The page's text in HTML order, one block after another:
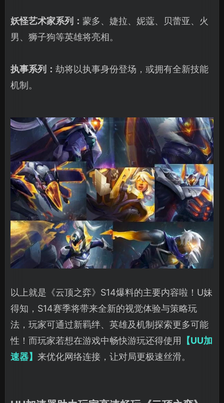
妖怪艺术家系列： 蒙多、婕拉、妮蔻、贝蕾亚、火
男、狮子狗等英雄将亮相。
执事系列： 劫将以执事身份登场，或拥有全新技能
机制。
以上就是《云顶之弈》S14爆料的主要内容啦！U妹
得知，S14赛季将带来全新的视觉体验与策略玩
法，玩家可通过新羁绊、英雄及机制探索更多可能
性！而玩家若想在游戏中畅快游玩还得使用
【UU加
速器】 来优化网络连接，让对局更极速丝滑。